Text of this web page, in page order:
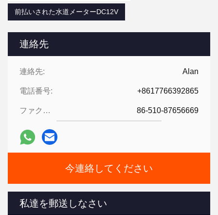
連絡先
連絡先: Alan
電話番号: +8617766392865
ファクシミリ: 86-510-87656669
今連絡してください
私達を郵送しなさい
前払いされた水道メーターDC12V